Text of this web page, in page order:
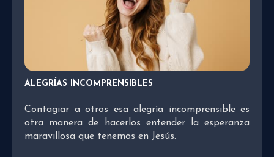
ALEGRÍAS INCOMPRENSIBLES
Contagiar a otros esa alegría incomprensible es
otra manera de hacerlos entender la esperanza
maravillosa que tenemos en Jesús.